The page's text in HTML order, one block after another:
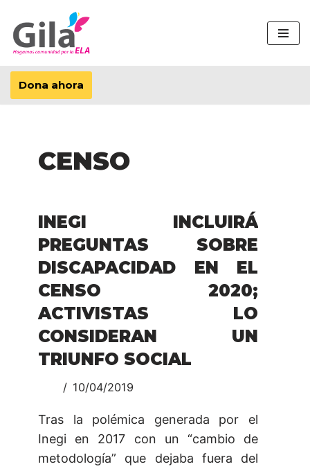
Saltar
al
contenido
Dona ahora
CENSO
INEGI INCLUIRÁ
PREGUNTAS SOBRE
DISCAPACIDAD EN EL
CENSO 2020;
ACTIVISTAS LO
CONSIDERAN UN
TRIUNFO SOCIAL
10/04/2019
Tras la polémica generada por el
Inegi en 2017 con un “cambio de
metodología” que dejaba fuera del